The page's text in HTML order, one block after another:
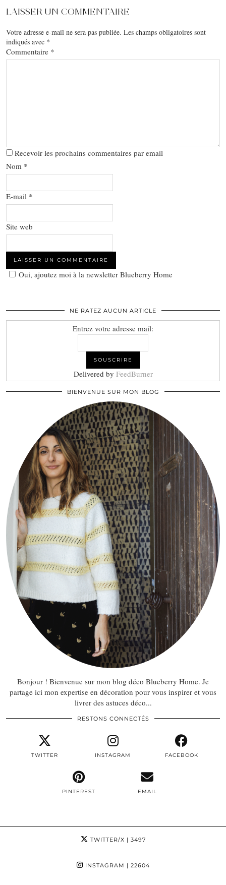
LAISSER UN COMMENTAIRE
Votre adresse e-mail ne sera pas publiée. Les champs obligatoires sont
indiqués avec *
Commentaire *
Recevoir les prochains commentaires par email
Nom *
E-mail *
Site web
Oui, ajoutez moi à la newsletter Blueberry Home
NE RATEZ AUCUN ARTICLE
Entrez votre adresse mail:
Delivered by FeedBurner
BIENVENUE SUR MON BLOG
Bonjour ! Bienvenue sur mon blog déco Blueberry Home. Je
partage ici mon expertise en décoration pour vous inspirer et vous
livrer des astuces déco...
RESTONS CONNECTÉS
TWITTER INSTAGRAM FACEBOOK
PINTEREST EMAIL
TWITTER/X | 3497
INSTAGRAM | 22604